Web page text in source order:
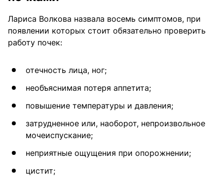
Лариса Волкова назвала восемь симптомов, при
появлении которых стоит обязательно проверить
работу почек:
отечность лица, ног;
необъяснимая потеря аппетита;
повышение температуры и давления;
затрудненное или, наоборот, непроизвольное
мочеиспускание;
неприятные ощущения при опорожнении;
цистит;